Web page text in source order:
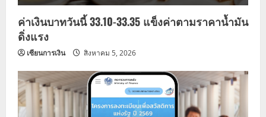
ค่าเงินบาทวันนี้ 33.10-33.35 แข็งค่าตามราคาน้ำมัน
ดิ่งแรง
เซียนการเงิน สิงหาคม 5, 2026